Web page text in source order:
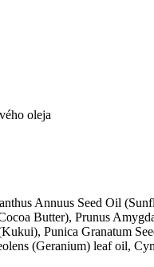
oleja
Annuus Seed Oil
Butter), Prunus
Punica Granatum
(Geranium) leaf oil,